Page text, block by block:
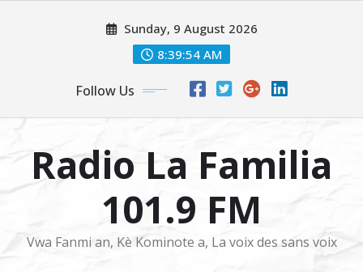
Sunday, 9 August 2026
8:39:55 AM
Follow Us
Radio La Familia
101.9 FM
Vwa Fanmi an, Kè Kominote a, La voix des sans voix